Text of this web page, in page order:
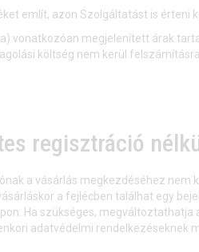
említ, azon Szolgáltatást is érteni
vonatkozóan megjelenített árak
költség nem kerül
regisztráció
a vásárlás megkezdéséhez
a fejlécben találhat egy
Ha szükséges,
adatvédelmi rendelkezéseknek